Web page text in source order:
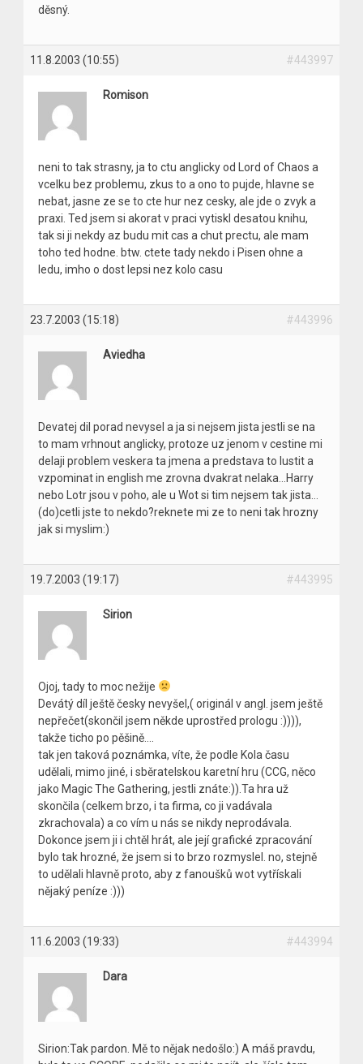
děsný.
11.8.2003 (10:55) #443997
Romison
neni to tak strasny, ja to ctu anglicky od Lord of Chaos a
vcelku bez problemu, zkus to a ono to pujde, hlavne se
nebat, jasne ze se to cte hur nez cesky, ale jde o zvyk a
praxi. Ted jsem si akorat v praci vytiskl desatou knihu,
tak si ji nekdy az budu mit cas a chut prectu, ale mam
toho ted hodne. btw. ctete tady nekdo i Pisen ohne a
ledu, imho o dost lepsi nez kolo casu
23.7.2003 (15:18) #443996
Aviedha
Devatej dil porad nevysel a ja si nejsem jista jestli se na
to mam vrhnout anglicky, protoze uz jenom v cestine mi
delaji problem veskera ta jmena a predstava to lustit a
vzpominat in english me zrovna dvakrat nelaka…Harry
nebo Lotr jsou v poho, ale u Wot si tim nejsem tak jista…
(do)cetli jste to nekdo?reknete mi ze to neni tak hrozny
jak si myslim:)
19.7.2003 (19:17) #443995
Sirion
Ojoj, tady to moc nežije
Devátý díl ještě česky nevyšel,( originál v angl. jsem ještě
nepřečet(skončil jsem někde uprostřed prologu :)))),
takže ticho po pěšině….
tak jen taková poznámka, víte, že podle Kola času
udělali, mimo jiné, i sběratelskou karetní hru (CCG, něco
jako Magic The Gathering, jestli znáte:)).Ta hra už
skončila (celkem brzo, i ta firma, co ji vadávala
zkrachovala) a co vím u nás se nikdy neprodávala.
Dokonce jsem ji i chtěl hrát, ale její grafické zpracování
bylo tak hrozné, že jsem si to brzo rozmyslel. no, stejně
to udělali hlavně proto, aby z fanoušků wot vytřískali
nějaký peníze :)))
11.6.2003 (19:33) #443994
Dara
Sirion:Tak pardon. Mě to nějak nedošlo:) A máš pravdu,